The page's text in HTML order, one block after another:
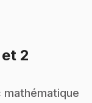
2
mathématique